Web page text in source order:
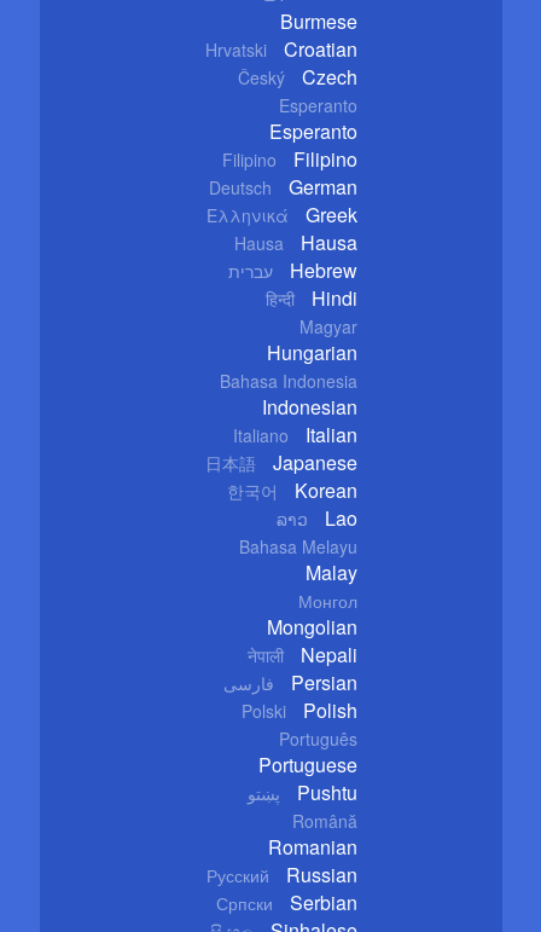
Burmese
Hrvatski Croatian
Český Czech
Esperanto
Esperanto
Filipino Filipino
Deutsch German
Ελληνικά Greek
Hausa Hausa
עברית Hebrew
हिन्दी Hindi
Magyar
Hungarian
Bahasa Indonesia
Indonesian
Italiano Italian
日本語 Japanese
한국어 Korean
ລາວ Lao
Bahasa Melayu
Malay
Монгол
Mongolian
नेपाली Nepali
فارسی Persian
Polski Polish
Português
Portuguese
پښتو Pushtu
Română
Romanian
Русский Russian
Српски Serbian